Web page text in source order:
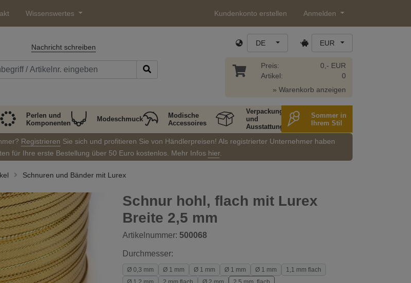
Wissenswertes Kundenkonto erstellen Anmelden
Nachricht schreiben DE EUR
Preis:
Artikel:
0,- EUR
0
» Warenkorb anzeigen
Perlen und
Komponenten
Modeschmuck
Modische
Accessoires
Verpackung
und
Ausstattung
Sommer in
Ihrem Stil
Registrieren Sie sich und profitieren Sie von Händlerpreisen! Als registrierter Unternehmer haben
für Ihre erste Bestellung über 50 Euro kostenlos. Mehr Infos hier.
Schnuren und Bänder mit Lurex
Schnur hohl, flach mit Lurex
Breite 2,5 mm
Artikelnummer: 500068
Durchmesser:
Ø 0,3 mm Ø 1 mm Ø 1 mm Ø 1 mm Ø 1 mm
1,1 mm flach